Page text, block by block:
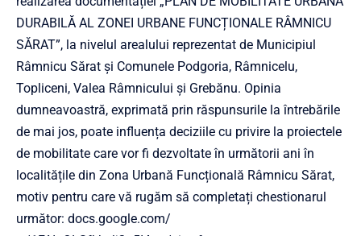
DURABILĂ AL ZONEI URBANE FUNCȚIONALE RÂMNICU
SĂRAT”, la nivelul arealului reprezentat de Municipiul
Râmnicu Sărat și Comunele Podgoria, Râmnicelu,
Topliceni, Valea Râmnicului și Grebănu. Opinia
dumneavoastră, exprimată prin răspunsurile la întrebările
de mai jos, poate influența deciziile cu privire la proiectele
de mobilitate care vor fi dezvoltate în următorii ani în
localitățile din Zona Urbană Funcțională Râmnicu Sărat,
motiv pentru care vă rugăm să completați chestionarul
următor: docs.google.com/